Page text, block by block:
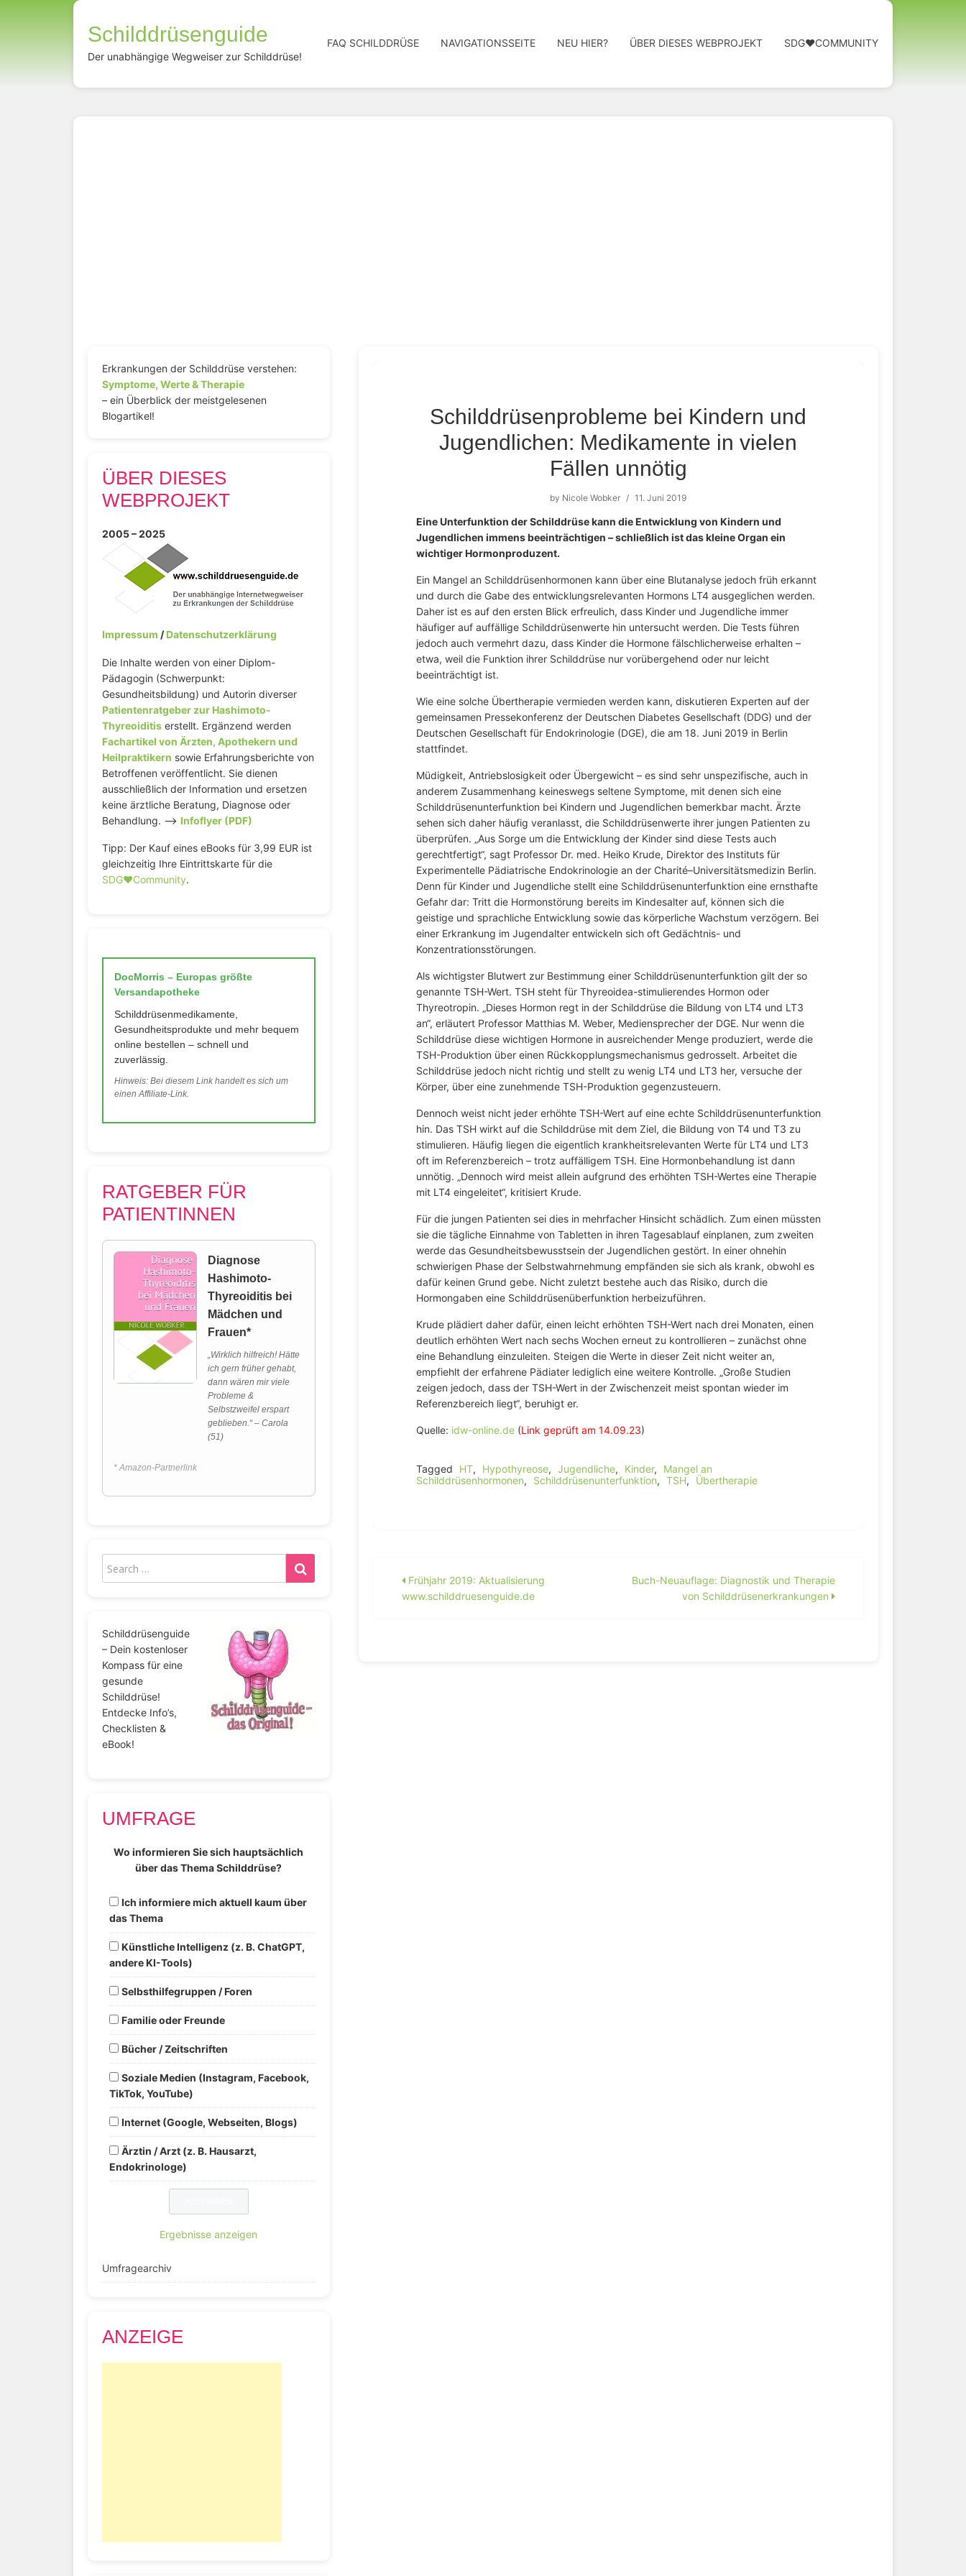
Schilddrüsenguide
Der unabhängige Wegweiser zur Schilddrüse!
FAQ SCHILDDRÜSE NAVIGATIONSSEITE NEU HIER? ÜBER DIESES WEBPROJEKT SDG❤️COMMUNITY
Schilddrüsenprobleme bei Kindern und
Jugendlichen: Medikamente in vielen
Fällen unnötig
by Nicole Wobker / 11. Juni 2019
Eine Unterfunktion der Schilddrüse kann die Entwicklung von Kindern und
Jugendlichen immens beeinträchtigen – schließlich ist das kleine Organ ein
wichtiger Hormonproduzent.
Ein Mangel an Schilddrüsenhormonen kann über eine Blutanalyse jedoch früh erkannt
und durch die Gabe des entwicklungsrelevanten Hormons LT4 ausgeglichen werden.
Daher ist es auf den ersten Blick erfreulich, dass Kinder und Jugendliche immer
häufiger auf auffällige Schilddrüsenwerte hin untersucht werden. Die Tests führen
jedoch auch vermehrt dazu, dass Kinder die Hormone fälschlicherweise erhalten –
etwa, weil die Funktion ihrer Schilddrüse nur vorübergehend oder nur leicht
beeinträchtigt ist.
Wie eine solche Übertherapie vermieden werden kann, diskutieren Experten auf der
gemeinsamen Pressekonferenz der Deutschen Diabetes Gesellschaft (DDG) und der
Deutschen Gesellschaft für Endokrinologie (DGE), die am 18. Juni 2019 in Berlin
stattfindet.
Müdigkeit, Antriebslosigkeit oder Übergewicht – es sind sehr unspezifische, auch in
anderem Zusammenhang keineswegs seltene Symptome, mit denen sich eine
Schilddrüsenunterfunktion bei Kindern und Jugendlichen bemerkbar macht. Ärzte
sehen sich daher häufig veranlasst, die Schilddrüsenwerte ihrer jungen Patienten zu
überprüfen. „Aus Sorge um die Entwicklung der Kinder sind diese Tests auch
gerechtfertigt“, sagt Professor Dr. med. Heiko Krude, Direktor des Instituts für
Experimentelle Pädiatrische Endokrinologie an der Charité–Universitätsmedizin Berlin.
Denn für Kinder und Jugendliche stellt eine Schilddrüsenunterfunktion eine ernsthafte
Gefahr dar: Tritt die Hormonstörung bereits im Kindesalter auf, können sich die
geistige und sprachliche Entwicklung sowie das körperliche Wachstum verzögern. Bei
einer Erkrankung im Jugendalter entwickeln sich oft Gedächtnis- und
Konzentrationsstörungen.
Als wichtigster Blutwert zur Bestimmung einer Schilddrüsenunterfunktion gilt der so
genannte TSH-Wert. TSH steht für Thyreoidea-stimulierendes Hormon oder
Thyreotropin. „Dieses Hormon regt in der Schilddrüse die Bildung von LT4 und LT3
an“, erläutert Professor Matthias M. Weber, Mediensprecher der DGE. Nur wenn die
Schilddrüse diese wichtigen Hormone in ausreichender Menge produziert, werde die
TSH-Produktion über einen Rückkopplungsmechanismus gedrosselt. Arbeitet die
Schilddrüse jedoch nicht richtig und stellt zu wenig LT4 und LT3 her, versuche der
Körper, über eine zunehmende TSH-Produktion gegenzusteuern.
Dennoch weist nicht jeder erhöhte TSH-Wert auf eine echte Schilddrüsenunterfunktion
hin. Das TSH wirkt auf die Schilddrüse mit dem Ziel, die Bildung von T4 und T3 zu
stimulieren. Häufig liegen die eigentlich krankheitsrelevanten Werte für LT4 und LT3
oft im Referenzbereich – trotz auffälligem TSH. Eine Hormonbehandlung ist dann
unnötig. „Dennoch wird meist allein aufgrund des erhöhten TSH-Wertes eine Therapie
mit LT4 eingeleitet“, kritisiert Krude.
Für die jungen Patienten sei dies in mehrfacher Hinsicht schädlich. Zum einen müssten
sie die tägliche Einnahme von Tabletten in ihren Tagesablauf einplanen, zum zweiten
werde das Gesundheitsbewusstsein der Jugendlichen gestört. In einer ohnehin
schwierigen Phase der Selbstwahrnehmung empfänden sie sich als krank, obwohl es
dafür keinen Grund gebe. Nicht zuletzt bestehe auch das Risiko, durch die
Hormongaben eine Schilddrüsenüberfunktion herbeizuführen.
Krude plädiert daher dafür, einen leicht erhöhten TSH-Wert nach drei Monaten, einen
deutlich erhöhten Wert nach sechs Wochen erneut zu kontrollieren – zunächst ohne
eine Behandlung einzuleiten. Steigen die Werte in dieser Zeit nicht weiter an,
empfiehlt der erfahrene Pädiater lediglich eine weitere Kontrolle. „Große Studien
zeigen jedoch, dass der TSH-Wert in der Zwischenzeit meist spontan wieder im
Referenzbereich liegt“, beruhigt er.
Quelle: idw-online.de(Link geprüft am 14.09.23)
Tagged HT, Hypothyreose, Jugendliche, Kinder,
Mangel an
Schilddrüsenhormonen, Schilddrüsenunterfunktion, TSH, Übertherapie
Beitragsnavigation
Frühjahr 2019: Aktualisierung
www.schilddruesenguide.de
Buch-Neuauflage: Diagnostik und Therapie
von Schilddrüsenerkrankungen
Erkrankungen der Schilddrüse verstehen:
Symptome, Werte & Therapie
– ein Überblick der meistgelesenen
Blogartikel!
ÜBER DIESES
WEBPROJEKT
2005 – 2025
Impressum /Datenschutzerklärung
Die Inhalte werden von einer Diplom-
Pädagogin (Schwerpunkt:
Gesundheitsbildung) und Autorin diverser
Patientenratgeber zur Hashimoto-
Thyreoiditis erstellt. Ergänzend werden
Fachartikel von Ärzten, Apothekern und
Heilpraktikern sowie Erfahrungsberichte von
Betroffenen veröffentlicht. Sie dienen
ausschließlich der Information und ersetzen
keine ärztliche Beratung, Diagnose oder
Behandlung. –> Infoflyer (PDF)
Tipp: Der Kauf eines eBooks für 3,99 EUR ist
gleichzeitig Ihre Eintrittskarte für die
SDG♥️Community.
DocMorris – Europas größte
Versandapotheke
Schilddrüsenmedikamente,
Gesundheitsprodukte und mehr bequem
online bestellen – schnell und
zuverlässig.
Hinweis: Bei diesem Link handelt es sich um
einen Affiliate-Link.
RATGEBER FÜR
PATIENTINNEN
Diagnose
Hashimoto-
Thyreoiditis bei
Mädchen und
Frauen*
„Wirklich hilfreich! Hätte
ich gern früher gehabt,
dann wären mir viele
Probleme &
Selbstzweifel erspart
geblieben.“ – Carola
(51)
* Amazon-Partnerlink
Schilddrüsenguide
– Dein kostenloser
Kompass für eine
gesunde
Schilddrüse!
Entdecke Info’s,
Checklisten &
eBook!
UMFRAGE
Wo informieren Sie sich hauptsächlich
über das Thema Schilddrüse?
Ich informiere mich aktuell kaum über
das Thema
Künstliche Intelligenz (z. B. ChatGPT,
andere KI-Tools)
Selbsthilfegruppen / Foren
Familie oder Freunde
Bücher / Zeitschriften
Soziale Medien (Instagram, Facebook,
TikTok, YouTube)
Internet (Google, Webseiten, Blogs)
Ärztin / Arzt (z. B. Hausarzt,
Endokrinologe)
Ergebnisse anzeigen
Umfragearchiv
ANZEIGE